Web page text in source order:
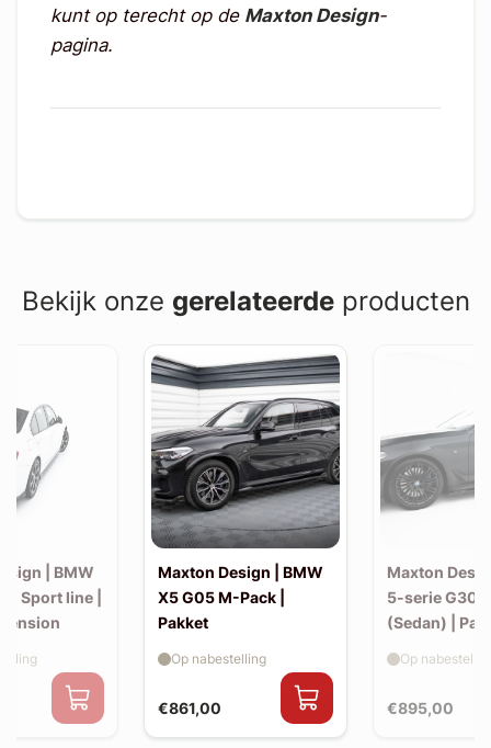
kunt op terecht op de Maxton Design-
pagina.
Bekijk onze gerelateerdeproducten
| BMW
Sport line |
Maxton Design | BMW
X5 G05 M-Pack |
Pakket
€861,00
Op nabestelling
Maxton
5-serie G30
(Sedan) |
€895,00
Op